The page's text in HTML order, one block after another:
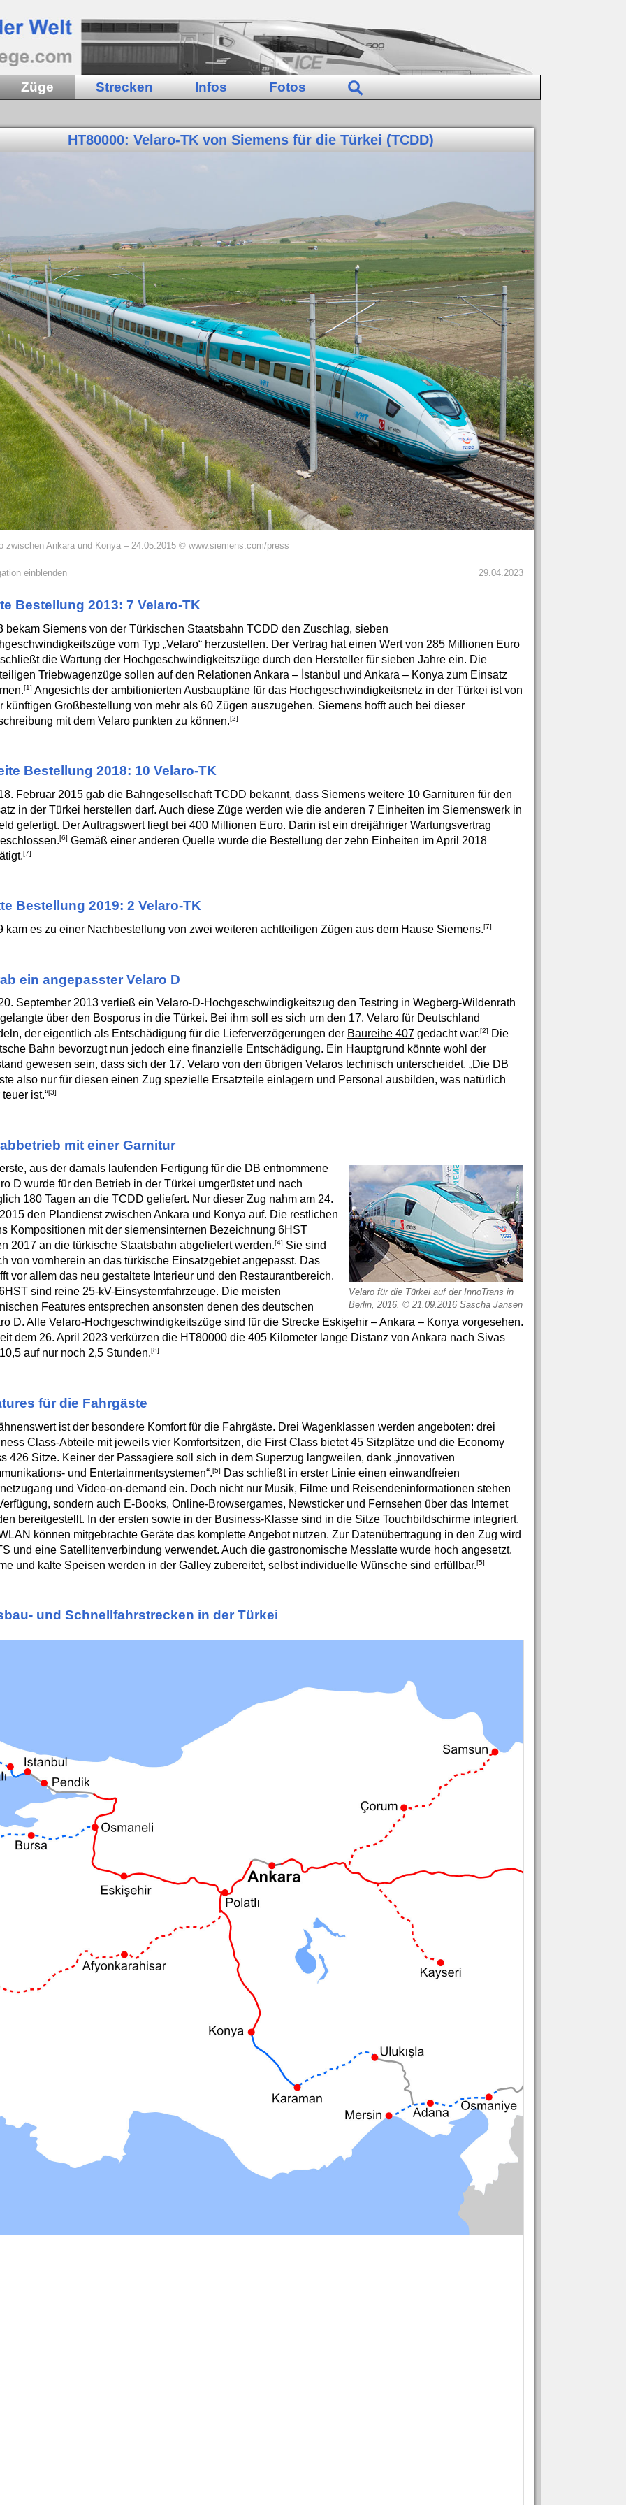
Züge Strecken Infos Fotos
HT80000: Velaro-TK von Siemens für die Türkei (TCDD)
zwischen Ankara und Konya – 24.05.2015 © www.siemens.com/press
einblenden 29.04.2023
Bestellung 2013: 7 Velaro-TK
bekam Siemens von der Türkischen Staatsbahn TCDD den Zuschlag, sieben
vom Typ „Velaro“ herzustellen. Der Vertrag hat einen Wert von 285 Millionen Euro
die Wartung der Hochgeschwindigkeitszüge durch den Hersteller für sieben Jahre ein. Die
Triebwagenzüge sollen auf den Relationen Ankara – İstanbul und Ankara – Konya zum Einsatz
[1] Angesichts der ambitionierten Ausbaupläne für das Hochgeschwindigkeitsnetz in der Türkei ist von
künftigen Großbestellung von mehr als 60 Zügen auszugehen. Siemens hofft auch bei dieser
mit dem Velaro punkten zu können.[2]
Bestellung 2018: 10 Velaro-TK
Februar 2015 gab die Bahngesellschaft TCDD bekannt, dass Siemens weitere 10 Garnituren für den
in der Türkei herstellen darf. Auch diese Züge werden wie die anderen 7 Einheiten im Siemenswerk in
gefertigt. Der Auftragswert liegt bei 400 Millionen Euro. Darin ist ein dreijähriger Wartungsvertrag
[6] Gemäß einer anderen Quelle wurde die Bestellung der zehn Einheiten im April 2018
[7]
Bestellung 2019: 2 Velaro-TK
kam es zu einer Nachbestellung von zwei weiteren achtteiligen Zügen aus dem Hause Siemens.[7]
ein angepasster Velaro D
September 2013 verließ ein Velaro-D-Hochgeschwindigkeitszug den Testring in Wegberg-Wildenrath
über den Bosporus in die Türkei. Bei ihm soll es sich um den 17. Velaro für Deutschland
der eigentlich als Entschädigung für die Lieferverzögerungen der Baureihe 407 gedacht war.[2]
Die
Bahn bevorzugt nun jedoch eine finanzielle Entschädigung. Ein Hauptgrund könnte wohl der
gewesen sein, dass sich der 17. Velaro von den übrigen Velaros technisch unterscheidet. „Die DB
also nur für diesen einen Zug spezielle Ersatzteile einlagern und Personal ausbilden, was natürlich
ist.“[3]
mit einer Garnitur
Velaro für die Türkei auf der InnoTrans in
Berlin, 2016. © 21.09.2016 Sascha Jansen
aus der damals laufenden Fertigung für die DB entnommene
D wurde für den Betrieb in der Türkei umgerüstet und nach
180 Tagen an die TCDD geliefert. Nur dieser Zug nahm am 24.
den Plandienst zwischen Ankara und Konya auf. Die restlichen
Kompositionen mit der siemensinternen Bezeichnung 6HST
2017 an die türkische Staatsbahn abgeliefert werden.[4] Sie sind
von vornherein an das türkische Einsatzgebiet angepasst. Das
vor allem das neu gestaltete Interieur und den Restaurantbereich.
sind reine 25-kV-Einsystemfahrzeuge. Die meisten
Features entsprechen ansonsten denen des deutschen
D. Alle Velaro-Hochgeschwindigkeitszüge sind für die Strecke Eskişehir – Ankara – Konya vorgesehen.
dem 26. April 2023 verkürzen die HT80000 die 405 Kilometer lange Distanz von Ankara nach Sivas
auf nur noch 2,5 Stunden.[8]
für die Fahrgäste
ist der besondere Komfort für die Fahrgäste. Drei Wagenklassen werden angeboten: drei
Class-Abteile mit jeweils vier Komfortsitzen, die First Class bietet 45 Sitzplätze und die Economy
426 Sitze. Keiner der Passagiere soll sich in dem Superzug langweilen, dank „innovativen
und Entertainmentsystemen“.[5]
Das schließt in erster Linie einen einwandfreien
und Video-on-demand ein. Doch nicht nur Musik, Filme und Reisendeninformationen stehen
sondern auch E-Books, Online-Browsergames, Newsticker und Fernsehen über das Internet
bereitgestellt. In der ersten sowie in der Business-Klasse sind in die Sitze Touch­bild­schirme integriert.
können mitgebrachte Geräte das komplette Angebot nutzen. Zur Datenübertragung in den Zug wird
und eine Satellitenverbindung verwendet. Auch die gastronomische Messlatte wurde hoch angesetzt.
und kalte Speisen werden in der Galley zubereitet, selbst individuelle Wünsche sind erfüllbar.[5]
und Schnellfahrstrecken in der Türkei